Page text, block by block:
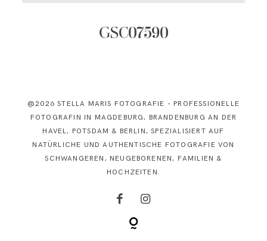
GSC07590
@2026 STELLA MARIS FOTOGRAFIE - PROFESSIONELLE
FOTOGRAFIN IN MAGDEBURG, BRANDENBURG AN DER
HAVEL, POTSDAM & BERLIN, SPEZIALISIERT AUF
NATÜRLICHE UND AUTHENTISCHE FOTOGRAFIE VON
SCHWANGEREN, NEUGEBORENEN, FAMILIEN &
HOCHZEITEN.